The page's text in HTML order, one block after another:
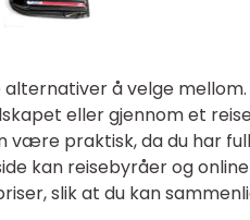
å velge
eller gjennom et
være praktisk, da du har
kan reisebyråer og online
slik at du kan